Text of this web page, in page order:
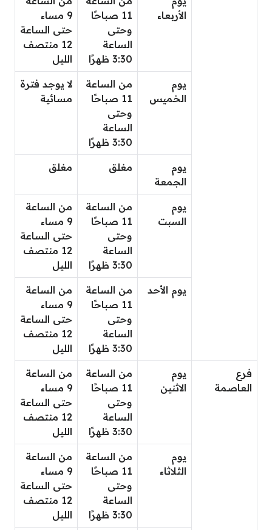
الأربعاء
11 صباحًا
وحتى
الساعة
3:30 ظهرًا
9 مساء
حتى الساعة
12 منتصف
الليل
يوم
الخميس
من الساعة
11 صباحًا
وحتى
الساعة
3:30 ظهرًا
لا يوجد فترة
مسائية
يوم
الجمعة
مغلق مغلق
يوم
السبت
من الساعة
11 صباحًا
وحتى
الساعة
3:30 ظهرًا
من الساعة
9 مساء
حتى الساعة
12 منتصف
الليل
يوم الأحد
من الساعة
11 صباحًا
وحتى
الساعة
3:30 ظهرًا
من الساعة
9 مساء
حتى الساعة
12 منتصف
الليل
فرع
العاصمة
يوم
الاثنين
من الساعة
11 صباحًا
وحتى
الساعة
3:30 ظهرًا
من الساعة
9 مساء
حتى الساعة
12 منتصف
الليل
يوم
الثلاثاء
من الساعة
11 صباحًا
وحتى
الساعة
3:30 ظهرًا
من الساعة
9 مساء
حتى الساعة
12 منتصف
الليل